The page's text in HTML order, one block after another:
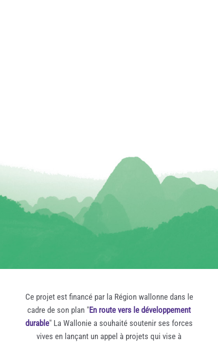
Ce projet est financé par la Région wallonne dans le
cadre de son plan "En route vers le développement
durable" La Wallonie a souhaité soutenir ses forces
vives en lançant un appel à projets qui vise à